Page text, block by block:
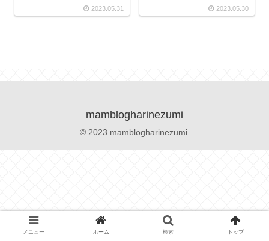
2023.05.31 2023.05.30
mamblogharinezumi
© 2023 mamblogharinezumi.
メニュー ホーム 検索 トップ